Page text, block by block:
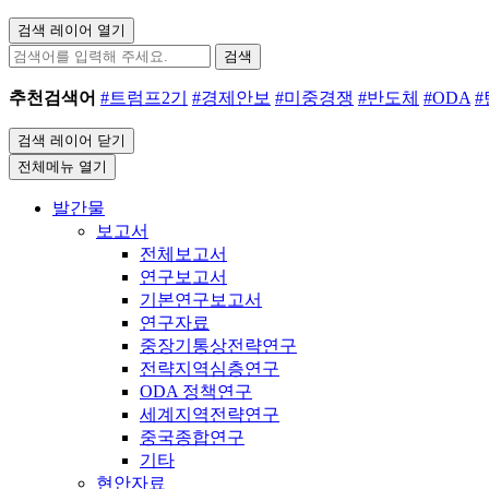
검색 레이어 열기
검색
추천검색어 #트럼프2기 #경제안보 #미중경쟁 #반도체 #ODA #
검색 레이어 닫기
전체메뉴 열기
발간물
보고서
전체보고서
연구보고서
기본연구보고서
연구자료
중장기통상전략연구
전략지역심층연구
ODA 정책연구
세계지역전략연구
중국종합연구
기타
현안자료